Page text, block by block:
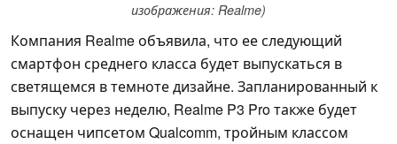
изображения: Realme)
Компания Realme объявила, что ее следующий
смартфон среднего класса будет выпускаться в
светящемся в темноте дизайне. Запланированный к
выпуску через неделю, Realme P3 Pro также будет
оснащен чипсетом Qualcomm, тройным классом